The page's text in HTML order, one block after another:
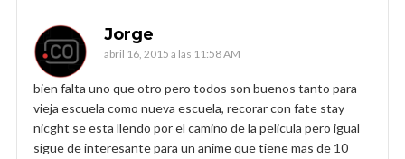
Jorge
abril 16, 2015 a las 11:58 AM
bien falta uno que otro pero todos son buenos tanto para
vieja escuela como nueva escuela, recorar con fate stay
nicght se esta llendo por el camino de la pelicula pero igual
sigue de interesante para un anime que tiene mas de 10